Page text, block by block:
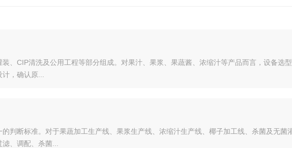
、CIP清洗及公用工程等部分组成。对果汁、果浆、果蔬酱、浓缩汁等产品而言，设备选
，确认原...
判断标准。对于果蔬加工生产线、果浆生产线、浓缩汁生产线、椰子加工线、杀菌及无菌
、调配、杀菌...